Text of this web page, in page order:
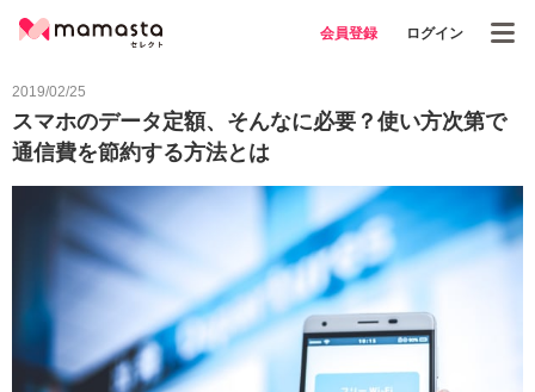
会員登録 ログイン
2019/02/25
スマホのデータ定額、そんなに必要？使い方次第で
通信費を節約する方法とは